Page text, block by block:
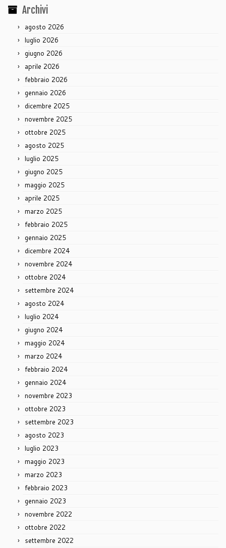
Archivi
agosto 2026
luglio 2026
giugno 2026
aprile 2026
febbraio 2026
gennaio 2026
dicembre 2025
novembre 2025
ottobre 2025
agosto 2025
luglio 2025
giugno 2025
maggio 2025
aprile 2025
marzo 2025
febbraio 2025
gennaio 2025
dicembre 2024
novembre 2024
ottobre 2024
settembre 2024
agosto 2024
luglio 2024
giugno 2024
maggio 2024
marzo 2024
febbraio 2024
gennaio 2024
novembre 2023
ottobre 2023
settembre 2023
agosto 2023
luglio 2023
maggio 2023
marzo 2023
febbraio 2023
gennaio 2023
novembre 2022
ottobre 2022
settembre 2022